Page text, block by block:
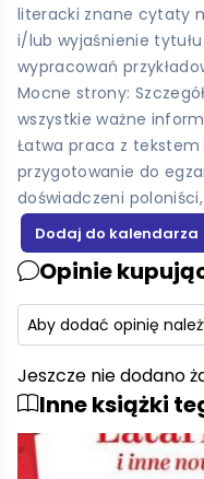
literacki znane cytaty
i/lub wyjaśnienie
wypracowań
Mocne strony:
wszystkie ważne
Łatwa praca z tekstem
przygotowanie do
doświadczeni
Opinie
Aby dodać opinię
Jeszcze nie dodano
Inne książki